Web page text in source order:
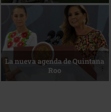
Reconocimiento de viajeros